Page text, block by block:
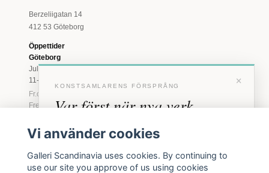
Berzeliigatan 14
412 53 Göteborg
Öppettider
Göteborg
Juli: Tis 11-18 · Lör
11-16
Fr.o.m. augusti: Tis-
Fre 11-18 · Lör 11-
Marstrand
2026
Tis-Fre 11-18 ·
×
KONSTSAMLARENS FÖRSPRÅNG
Var först när nya verk
anländer
inbjudningar till vernissage, innan vi annonserar
offentligt.
Vi använder cookies
Galleri Scandinavia uses cookies. By continuing to
use our site you approve of us using cookies